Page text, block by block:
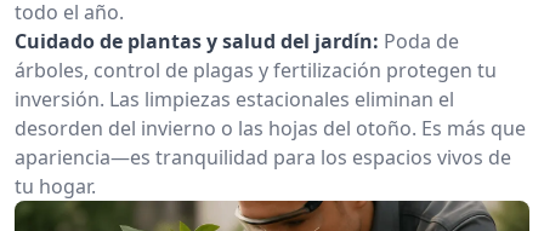
todo el año.
Cuidado de plantas y salud del jardín: Poda de
árboles, control de plagas y fertilización protegen tu
inversión. Las limpiezas estacionales eliminan el
desorden del invierno o las hojas del otoño. Es más que
apariencia—es tranquilidad para los espacios vivos de
tu hogar.